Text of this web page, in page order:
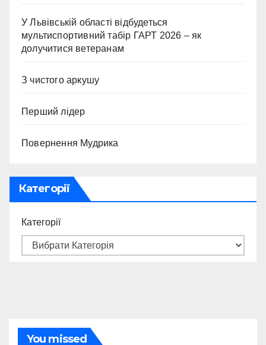
У Львівській області відбудеться
мультиспортивний табір ГАРТ 2026 – як
долучитися ветеранам
З чистого аркушу
Перший лідер
Повернення Мудрика
Категорії
Категорії
You missed